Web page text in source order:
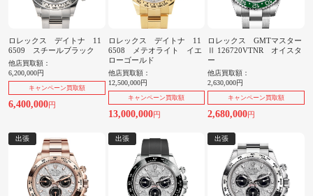
ロレックス デイトナ 11
6509 スチールブラック
他店買取額：
6,200,000円
キャンペーン買取額
6,400,000円
ロレックス デイトナ 11
6508 メテオライト イエ
ローゴールド
他店買取額：
12,500,000円
キャンペーン買取額
13,000,000円
ロレックス GMTマスター
Ⅱ 126720VTNR オイスタ
ー
他店買取額：
2,630,000円
キャンペーン買取額
2,680,000円
出張 出張 出張